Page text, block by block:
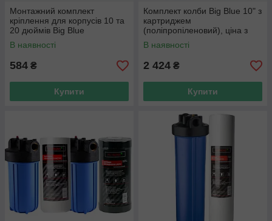
Монтажний комплект
кріплення для корпусів 10 та
20 дюймів Big Blue
В наявності
584 ₴
Купити
Комплект колби Big Blue 10" з
картриджем
(поліпропіленовий), ціна з
ПДВ
В наявності
2 424 ₴
Купити